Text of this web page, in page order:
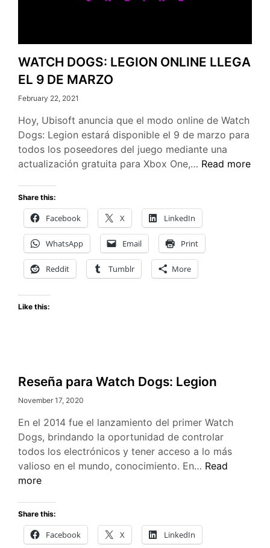
WATCH DOGS: LEGION ONLINE LLEGA
EL 9 DE MARZO
February 22, 2021
Hoy, Ubisoft anuncia que el modo online de Watch
Dogs: Legion estará disponible el 9 de marzo para
todos los poseedores del juego mediante una
actualización gratuita para Xbox One,… WATCH
ONLINE
EL
9
Read more
Share this:
Facebook X LinkedIn
WhatsApp Email Print
Reddit Tumblr More
Like this:
Reseña para Watch Dogs: Legion
November 17, 2020
En el 2014 fue el lanzamiento del primer Watch
Dogs, brindando la oportunidad de controlar
todos los electrónicos y tener acceso a lo más
valioso en el mundo, conocimiento. En… Reseña
Read
more
Share this:
Facebook X LinkedIn